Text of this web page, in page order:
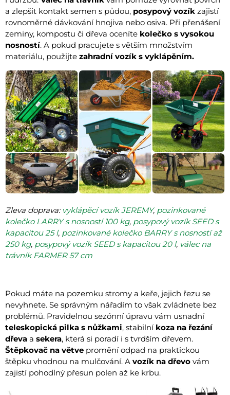
a zlepšit kontakt semen s půdou, posypový vozík zajistí
rovnoměrné dávkování hnojiva nebo osiva. Při přenášení
zeminy, kompostu či dřeva oceníte kolečko s vysokou
nosností. A pokud pracujete s větším množstvím
materiálu, použijte zahradní vozík s vyklápěním.
Zleva doprava: vyklápěcí vozík JEREMY, pozinkované
kolečko LARRY s nosností 100 kg, posypový vozík SEED s
kapacitou 25 l, pozinkované kolečko BARRY s nosností až
250 kg, posypový vozík SEED s kapacitou 20 l, válec na
trávník FARMER 57 cm
Pokud máte na pozemku stromy a keře, jejich řezu se
nevyhnete. Se správným nářadím to však zvládnete bez
problémů. Pravidelnou sezónní úpravu vám usnadní
teleskopická pilka s nůžkami, stabilní koza na řezání
dřeva a sekera, která si poradí i s tvrdším dřevem.
Štěpkovač na větve promění odpad na praktickou
štěpku vhodnou na mulčování. A vozík na dřevo vám
zajistí pohodlný přesun polen až ke krbu.